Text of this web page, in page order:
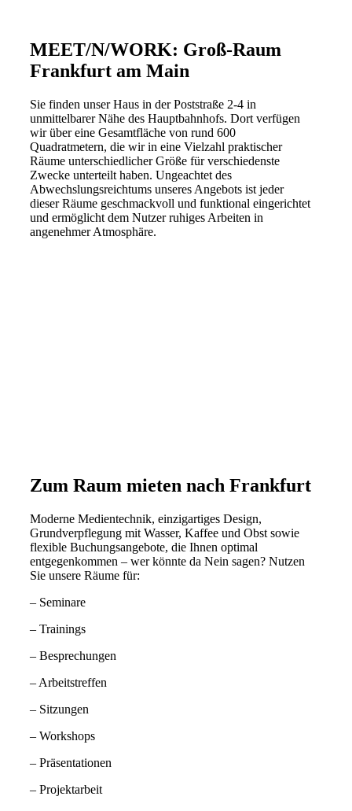
MEET/N/WORK: Groß-Raum
Frankfurt am Main
Sie finden unser Haus in der Poststraße 2-4 in
unmittelbarer Nähe des Hauptbahnhofs. Dort verfügen
wir über eine Gesamtfläche von rund 600
Quadratmetern, die wir in eine Vielzahl praktischer
Räume unterschiedlicher Größe für verschiedenste
Zwecke unterteilt haben. Ungeachtet des
Abwechslungsreichtums unseres Angebots ist jeder
dieser Räume geschmackvoll und funktional eingerichtet
und ermöglicht dem Nutzer ruhiges Arbeiten in
angenehmer Atmosphäre.
Zum Raum mieten nach Frankfurt
Moderne Medientechnik, einzigartiges Design,
Grundverpflegung mit Wasser, Kaffee und Obst sowie
flexible Buchungsangebote, die Ihnen optimal
entgegenkommen – wer könnte da Nein sagen? Nutzen
Sie unsere Räume für:
– Seminare
– Trainings
– Besprechungen
– Arbeitstreffen
– Sitzungen
– Workshops
– Präsentationen
– Projektarbeit